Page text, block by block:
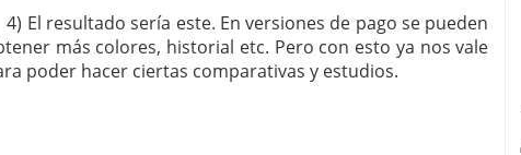
El resultado sería este. En versiones de pago se pueden
más colores, historial etc. Pero con esto ya nos vale
poder hacer ciertas comparativas y estudios.